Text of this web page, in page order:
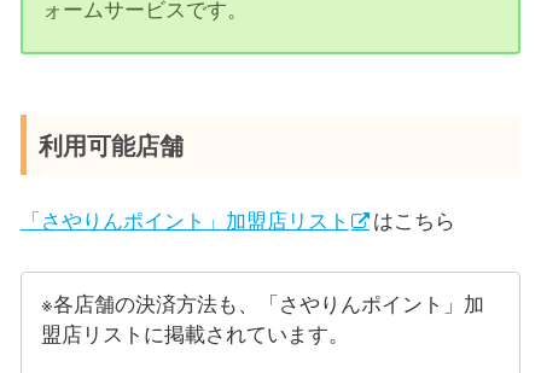
ォームサービスです。
利用可能店舗
「さやりんポイント」加盟店リスト はこちら
※各店舗の決済方法も、「さやりんポイント」加
盟店リストに掲載されています。